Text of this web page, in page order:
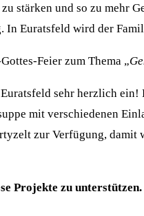
stärken und so zu
Euratsfeld wird der
Feier zum Thema „
sehr herzlich
mit verschiedenen
zur Verfügung,
Projekte zu